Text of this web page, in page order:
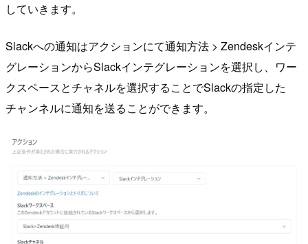
していきます。
Slackへの通知はアクションにて通知方法 > Zendeskインテ
グレーションからSlackインテグレーションを選択し、ワー
クスペースとチャネルを選択することでSlackの指定した
チャンネルに通知を送ることができます。